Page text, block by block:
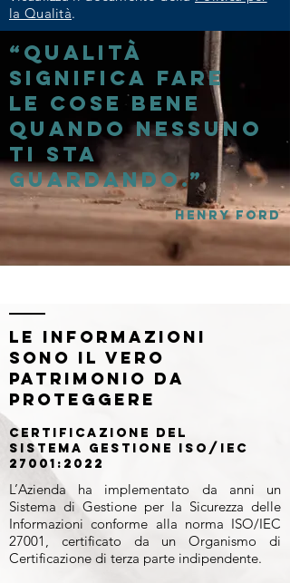
la Qualità.
“ Qualità
significa fare
le cose bene
quando nessuno
ti sta
guardando.”
Henry Ford
Le informazioni
sono il vero
patrimonio da
proteggere
Certificazione del
sistema gestione ISO/IEC
27001:2022
L’Azienda ha implementato da anni un
Sistema di Gestione per la Sicurezza delle
Informazioni conforme alla norma ISO/IEC
27001, certificato da un Organismo di
Certificazione di terza parte indipendente.